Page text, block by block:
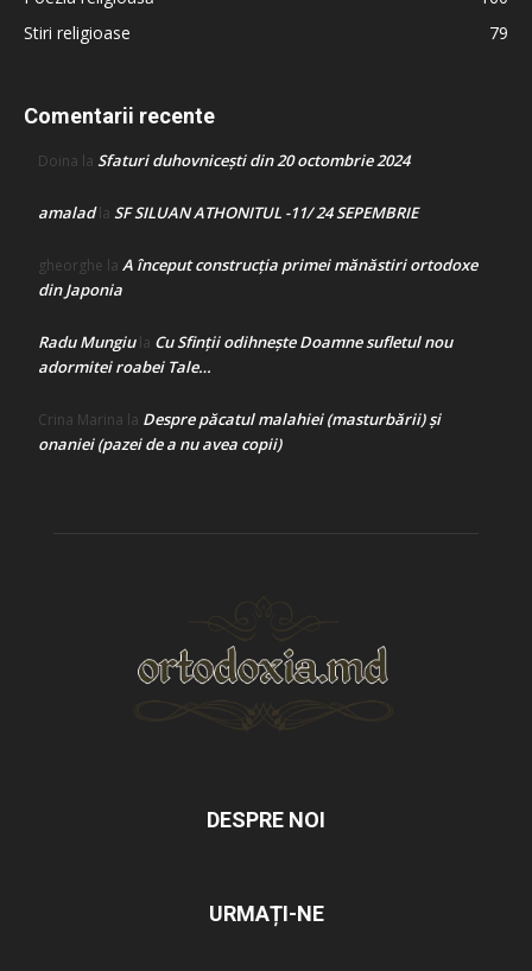
Stiri religioase
79
Comentarii recente
Doina la Sfaturi duhovnicești din 20 octombrie 2024
amaladla SF SILUAN ATHONITUL -11/ 24 SEPEMBRIE
gheorghe la A început construcţia primei mănăstiri ortodoxe
din Japonia
Radu Mungiula Cu Sfinții odihnește Doamne sufletul nou
adormitei roabei Tale…
Crina Marina la Despre păcatul malahiei (masturbării) şi
onaniei (pazei de a nu avea copii)
DESPRE NOI
URMAȚI-NE